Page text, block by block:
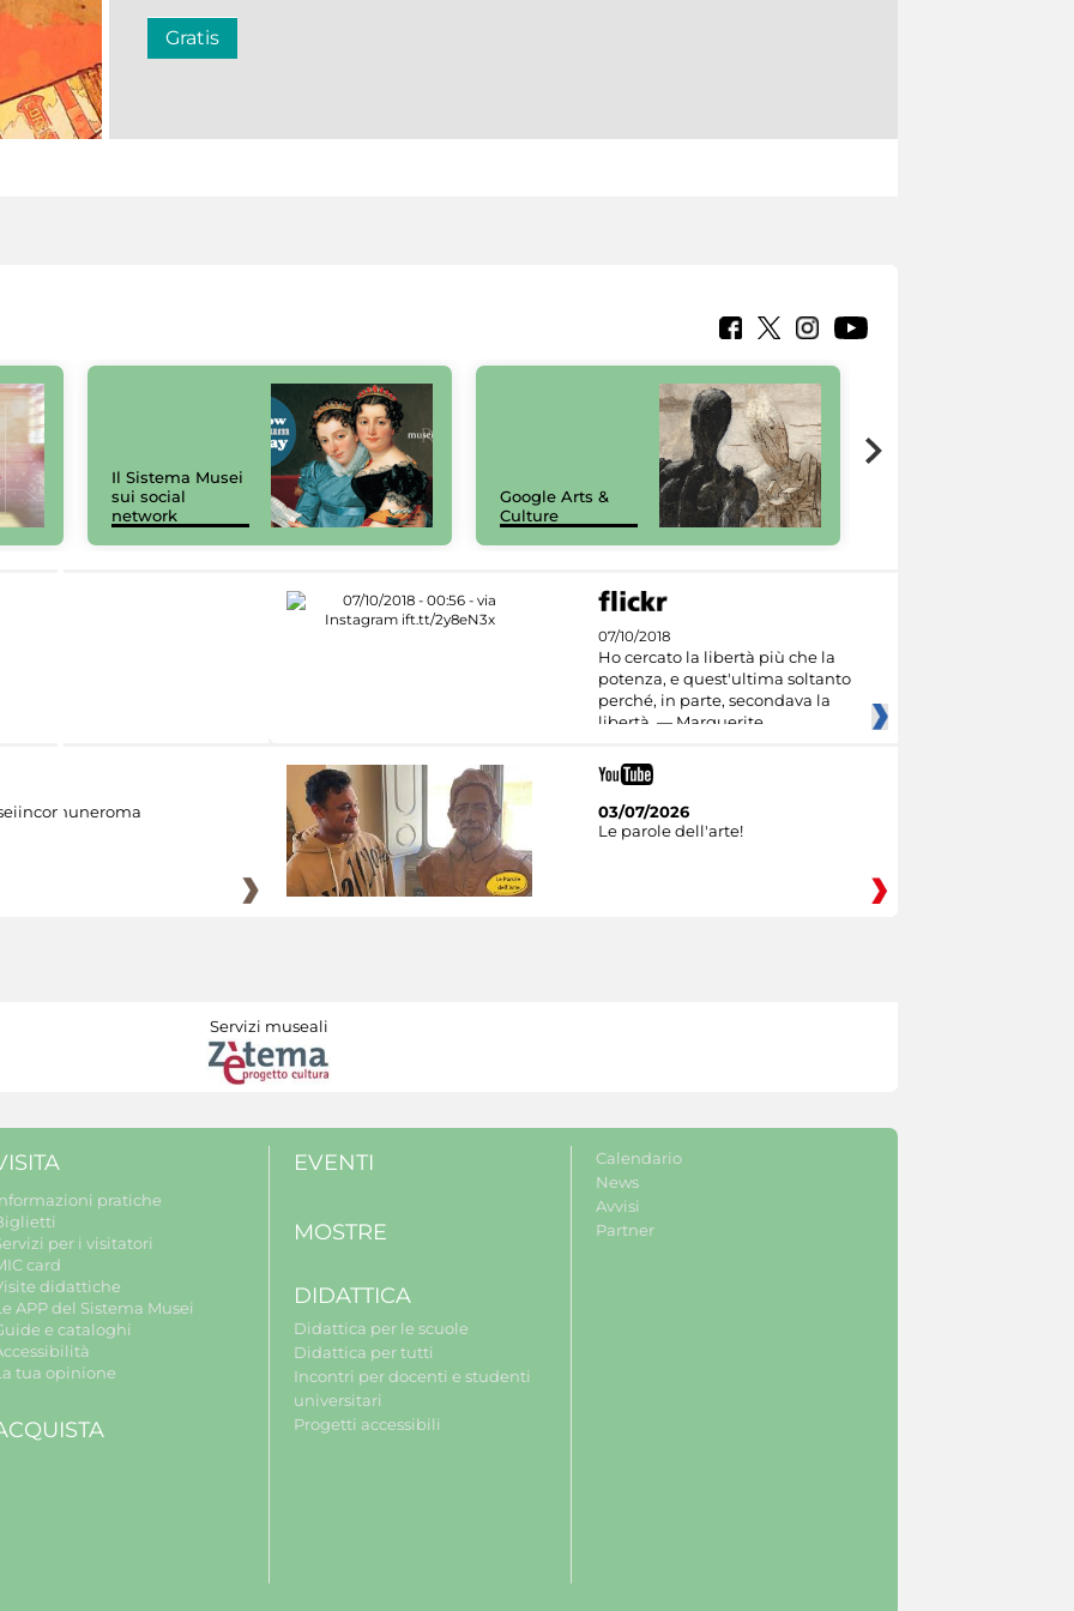
Gratis
Il Sistema Musei
sui social
network
Google Arts &
Culture
07/10/2018
Ho cercato la libertà più che la
potenza, e quest'ultima soltanto
perché, in parte, secondava la
libertà. — Marguerite
03/07/2026
Le parole dell'arte!
Servizi museali
pratiche
per i visitatori
card
didattiche
APP del Sistema Musei
e cataloghi
tua opinione
EVENTI
MOSTRE
DIDATTICA
Didattica per le scuole
Didattica per tutti
Incontri per docenti e studenti
universitari
Progetti accessibili
Calendario
News
Avvisi
Partner